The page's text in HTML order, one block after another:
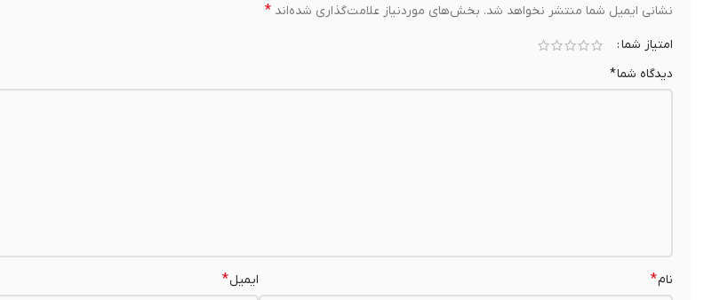
نشانی ایمیل شما منتشر نخواهد شد. بخش‌های موردنیاز علامت‌گذاری شده‌اند *
امتیاز شما
دیدگاه شما*
نام* ایمیل*